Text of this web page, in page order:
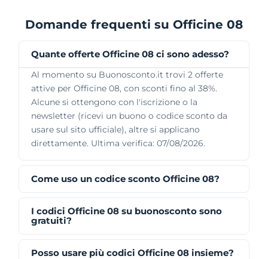
Domande frequenti su Officine 08
Quante offerte Officine 08 ci sono adesso?
Al momento su Buonosconto.it trovi 2 offerte
attive per Officine 08, con sconti fino al 38%.
Alcune si ottengono con l'iscrizione o la
newsletter (ricevi un buono o codice sconto da
usare sul sito ufficiale), altre si applicano
direttamente. Ultima verifica: 07/08/2026.
Come uso un codice sconto Officine 08?
I codici Officine 08 su buonosconto sono
gratuiti?
Posso usare più codici Officine 08 insieme?